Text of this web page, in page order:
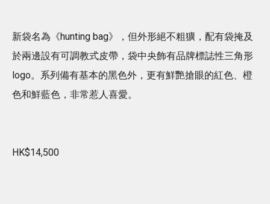
新袋名為《hunting bag》，但外形絕不粗獷，配有袋掩及
於兩邊設有可調教式皮帶，袋中央飾有品牌標誌性三角形
logo。系列備有基本的黑色外，更有鮮艷搶眼的紅色、橙
色和鮮藍色，非常惹人喜愛。
HK$14,500